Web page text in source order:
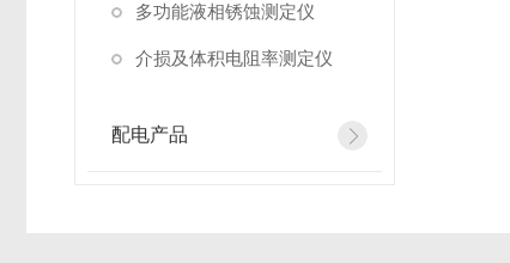
多功能液相锈蚀测定仪
介损及体积电阻率测定仪
配电产品